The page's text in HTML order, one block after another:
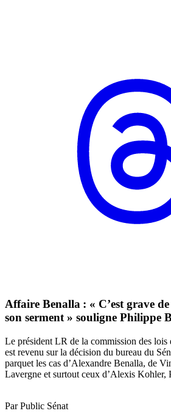
Affaire Benalla : « C’est grave
son serment » souligne Philippe
Le président LR de la commission des lois
est revenu sur la décision du bureau du
parquet les cas d’Alexandre Benalla, de
Lavergne et surtout ceux d’Alexis Kohler,
Par Public Sénat